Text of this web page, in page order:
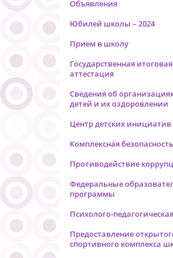
Объявления
Юбилей школы – 2024
Прием в школу
Государственная итоговая
аттестация
Сведения об
детей и их оздоровлении
Центр детских инициатив
Комплексная безопасность
Противодействие
Федеральные
программы
Психолого-
Предоставление
спортивного комплекса